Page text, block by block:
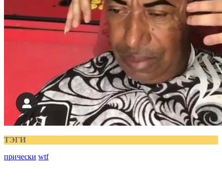
ТЭГИ
прически wtf